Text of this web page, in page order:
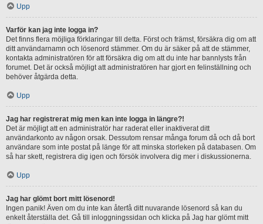
Upp
Varför kan jag inte logga in?
Det finns flera möjliga förklaringar till detta. Först och främst, försäkra dig om att
ditt användarnamn och lösenord stämmer. Om du är säker på att de stämmer,
kontakta administratören för att försäkra dig om att du inte har bannlysts från
forumet. Det är också möjligt att administratören har gjort en felinställning och
behöver åtgärda detta.
Upp
Jag har registrerat mig men kan inte logga in längre?!
Det är möjligt att en administratör har raderat eller inaktiverat ditt
användarkonto av någon orsak. Dessutom rensar många forum då och då bort
användare som inte postat på länge för att minska storleken på databasen. Om
så har skett, registrera dig igen och försök involvera dig mer i diskussionerna.
Upp
Jag har glömt bort mitt lösenord!
Ingen panik! Även om du inte kan återfå ditt nuvarande lösenord så kan du
enkelt återställa det. Gå till inloggningssidan och klicka på Jag har glömt mitt